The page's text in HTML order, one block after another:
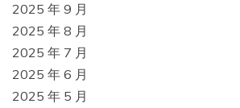
2025 年 9 月
2025 年 8 月
2025 年 7 月
2025 年 6 月
2025 年 5 月